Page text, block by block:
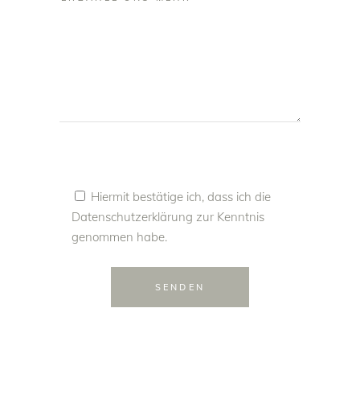
Hiermit bestätige ich, dass ich die
Datenschutzerklärung zur Kenntnis
genommen habe.
SENDEN